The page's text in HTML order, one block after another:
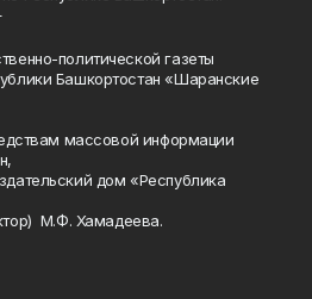
политической газеты
Башкортостан «Шаранские
массовой информации
дом «Республика
М.Ф. Хамадеева.